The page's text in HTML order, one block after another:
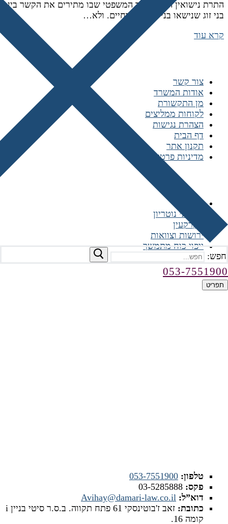
חפש:
053-7551900
תפריט
התרת נישואין היא ההליך המשפטי שבו מתירים את הקשר בין
בני זוג שנישאו בנישואין אזרחיים. ולא…
קרא עוד
צור קשר
אודות המשרד
מן התקשורת
לקוחות ממליצים
הצהרת נגישות
דף הבית
תקנון אתר
מדיניות פרטיות
התמחות המשרד
משפחה
שירותי נוטריון
מקרקעין
ירושות וצוואות
ייפוי כוח מתמשך
רשתות חברתיות
טלפון: 053-7551900
פקס: 03-5285888
דוא”ל: Avihay@damari-law.co.il
כתובת:
זאב ז'בוטינסקי 61 פתח תקווה. ב.ס.ר סיטי בניין i
קומה 16.